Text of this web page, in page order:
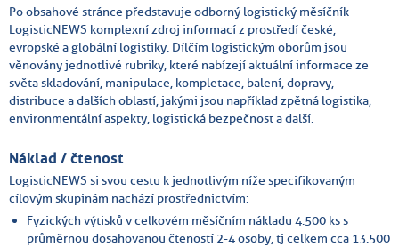
Po obsahové stránce představuje odborný logistický měsíčník
LogisticNEWS komplexní zdroj informací z prostředí české,
evropské a globální logistiky. Dílčím logistickým oborům jsou
věnovány jednotlivé rubriky, které nabízejí aktuální informace ze
světa skladování, manipulace, kompletace, balení, dopravy,
distribuce a dalších oblastí, jakými jsou například zpětná logistika,
environmentální aspekty, logistická bezpečnost a další.
Náklad / čtenost
LogisticNEWS si svou cestu k jednotlivým níže specifikovaným
cílovým skupinám nachází prostřednictvím:
Fyzických výtisků v celkovém měsíčním nákladu 4.500 ks s
průměrnou dosahovanou čteností 2-4 osoby, tj celkem cca 13.500